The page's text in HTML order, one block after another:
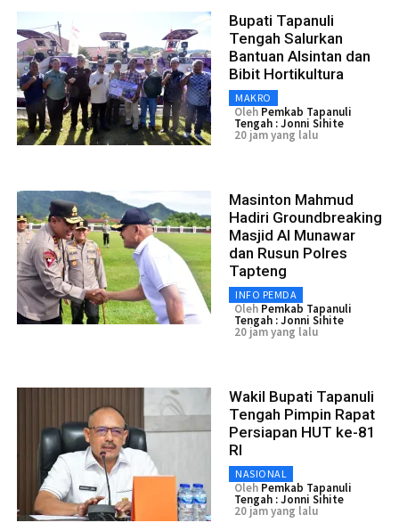
Bupati Tapanuli
Tengah Salurkan
Bantuan Alsintan dan
Bibit Hortikultura
MAKRO
Oleh Pemkab Tapanuli
Tengah : Jonni Sihite
20 jam yang lalu
Masinton Mahmud
Hadiri Groundbreaking
Masjid Al Munawar
dan Rusun Polres
Tapteng
INFO PEMDA
Oleh Pemkab Tapanuli
Tengah : Jonni Sihite
20 jam yang lalu
Wakil Bupati Tapanuli
Tengah Pimpin Rapat
Persiapan HUT ke-81
RI
NASIONAL
Oleh Pemkab Tapanuli
Tengah : Jonni Sihite
20 jam yang lalu